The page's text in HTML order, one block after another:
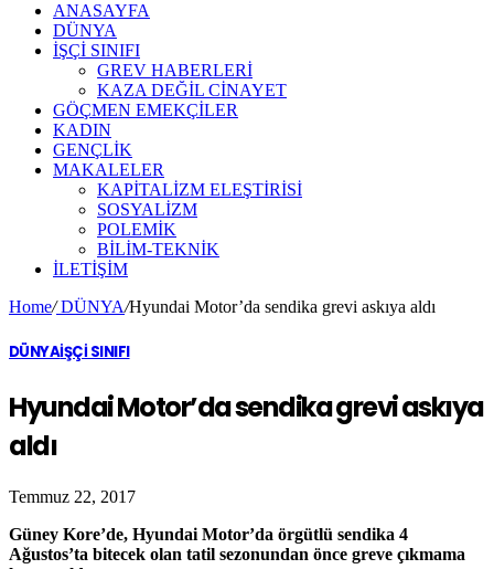
ANASAYFA
DÜNYA
İŞÇİ SINIFI
GREV HABERLERİ
KAZA DEĞİL CİNAYET
GÖÇMEN EMEKÇİLER
KADIN
GENÇLİK
MAKALELER
KAPİTALİZM ELEŞTİRİSİ
SOSYALİZM
POLEMİK
BİLİM-TEKNİK
ILETIŞIM
Home/DÜNYA/Hyundai Motor’da sendika grevi askıya aldı
DÜNYAİŞÇİ SINIFI
Hyundai Motor’da sendika grevi askıya
aldı
Temmuz 22, 2017
Güney Kore’de, Hyundai Motor’da örgütlü sendika 4
Ağustos’ta bitecek olan tatil sezonundan önce greve çıkmama